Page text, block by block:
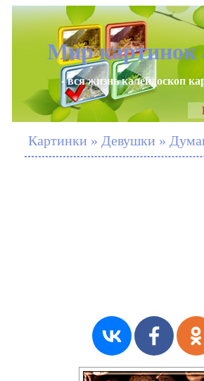
Мир картинок
- вся жизнь калейдоскоп
Картинки » Девушки »